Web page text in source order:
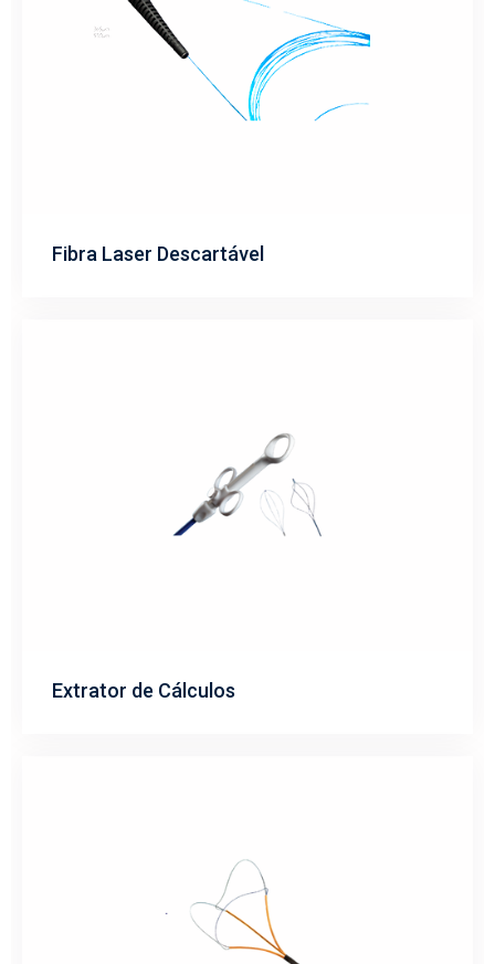
Fibra Laser Descartável
Extrator de Cálculos